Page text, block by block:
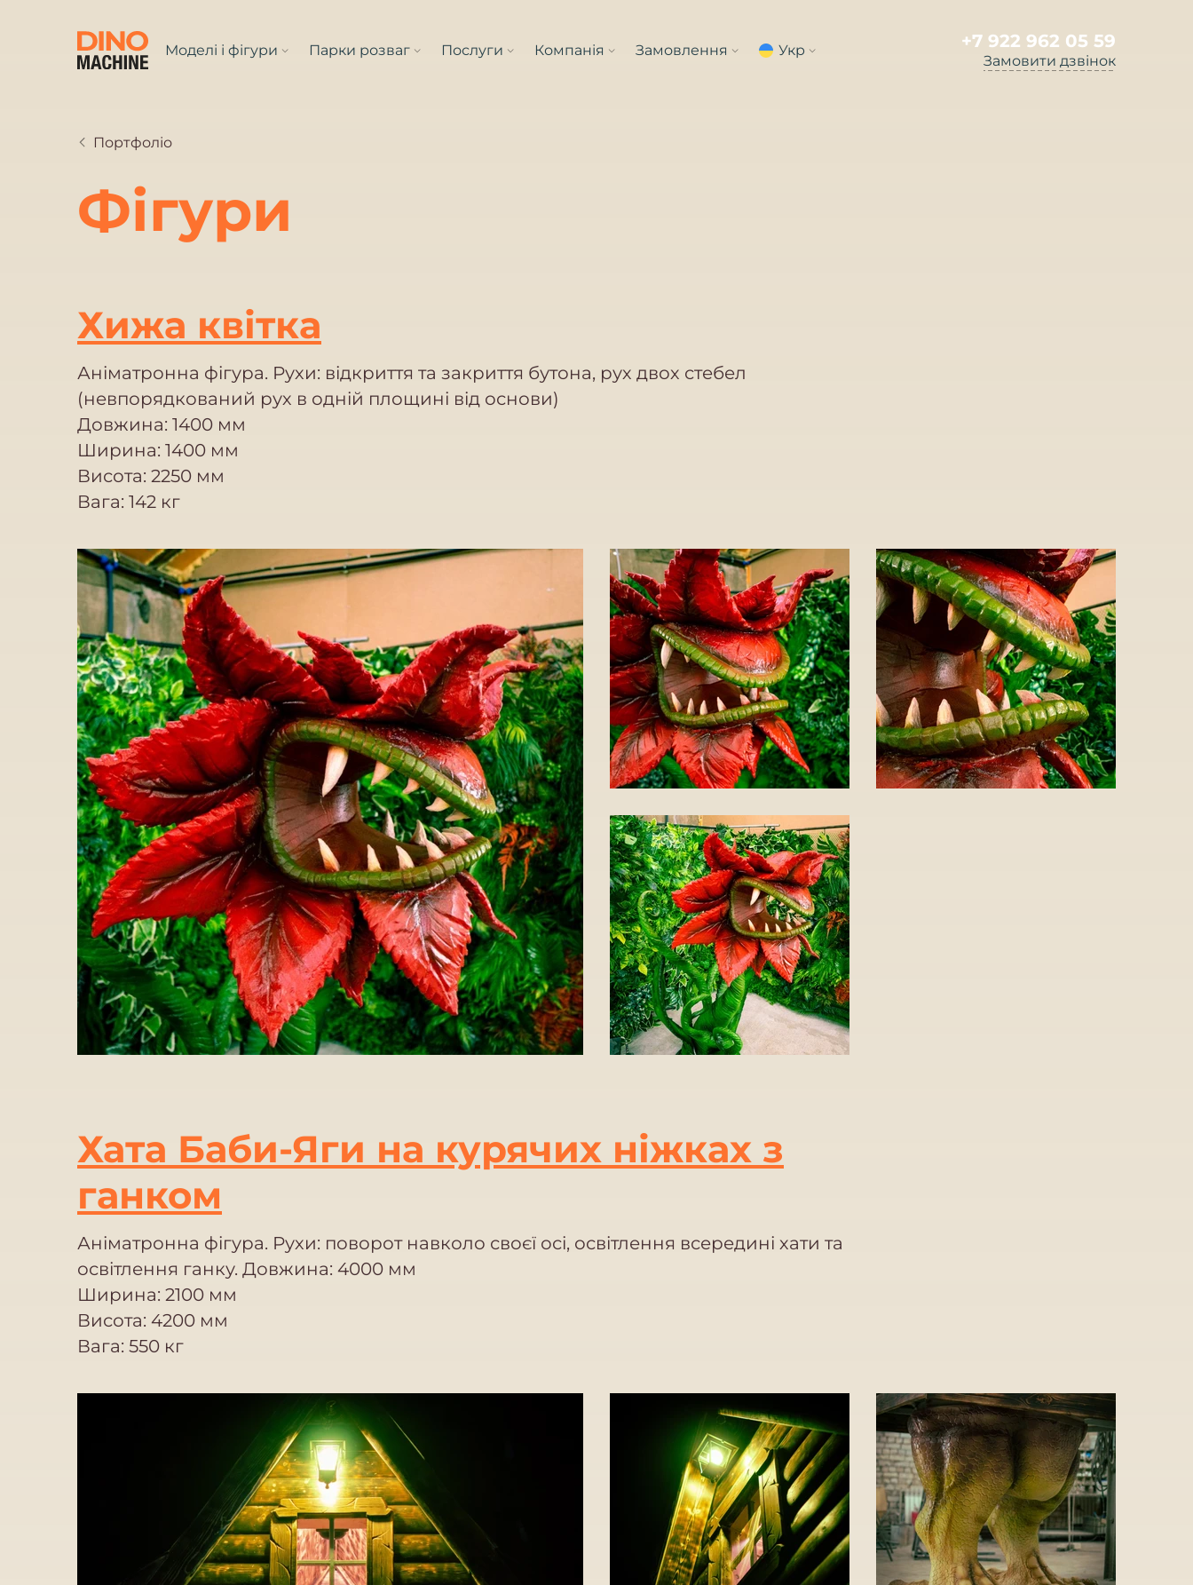
Моделі і фігури Парки розваг Послуги Компанія Замовлення Укр +7 922 962 05 59
Замовити дзвінок
Портфоліо
Фігури
Хижа квітка
Аніматронна фігура. Рухи: відкриття та закриття бутона, рух двох стебел
(невпорядкований рух в одній площині від основи)
Довжина: 1400 мм
Ширина: 1400 мм
Висота: 2250 мм
Вага: 142 кг
Хата Баби-Яги на курячих ніжках з
ганком
Аніматронна фігура. Рухи: поворот навколо своєї осі, освітлення всередині хати та
освітлення ганку. Довжина: 4000 мм
Ширина: 2100 мм
Висота: 4200 мм
Вага: 550 кг